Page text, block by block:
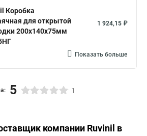
Коробка
для открытой
200х140х75мм
1 924,15 ₽
Показать больше
5 1
компании Ruvinil в